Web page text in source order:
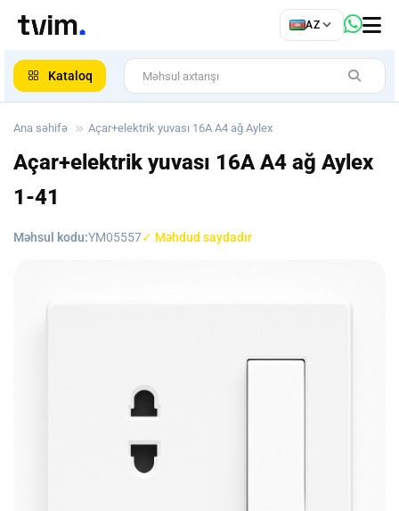
AZ
Kataloq
Ana səhifə Açar+elektrik yuvası 16A A4 ağ Aylex
Açar+elektrik yuvası 16A A4 ağ Aylex
1-41
Məhsul kodu:YM05557✓ Məhdud saydadır